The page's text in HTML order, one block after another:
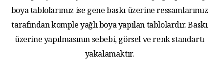
boya tablolarımız ise gene baskı üzerine ressamlarımız
tarafından komple yağlı boya yapılan tablolardır. Baskı
üzerine yapılmasının sebebi, görsel ve renk standartı
yakalamaktır.